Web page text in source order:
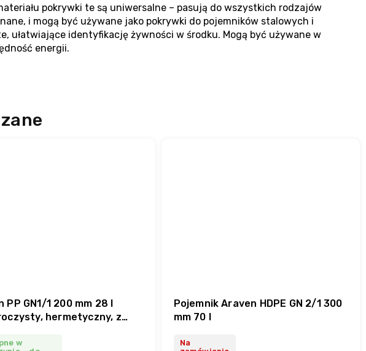
PP GN1/1 200 mm 28 l
hermetyczny, z
w
Pojemnik Araven HDPE GN 2/1 300
mm 70 l
Na
pokrywki te są uniwersalne – pasują do wszystkich rodzajów
i mogą być używane jako pokrywki do pojemników stalowych i
ułatwiające identyfikację żywności w środku. Mogą być używane w
energii.